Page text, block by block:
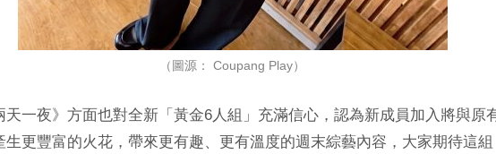
（圖源： Coupang Play ）
天一夜》方面也對全新「黃金6人組」充滿信心，認為新成員加入將與原
生更豐富的火花，帶來更有趣、更有溫度的週末綜藝內容，大家期待這組